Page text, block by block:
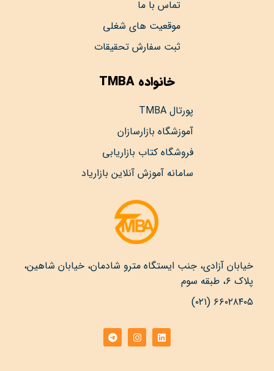
تماس با ما
موقعیت های شغلی
ثبت سفارش تحقیقات
خانواده TMBA
پورتال TMBA
آموزشگاه بازارسازان
فروشگاه کتاب بازاریابی
سامانه آموزش آنلاین بازاریاد
خیابان آزادی، جنب ایستگاه مترو شادمان، خیابان شاهین،
پلاک ۶، طبقه سوم
۶۶۰۲۸۴۰۵ (۰۲۱)